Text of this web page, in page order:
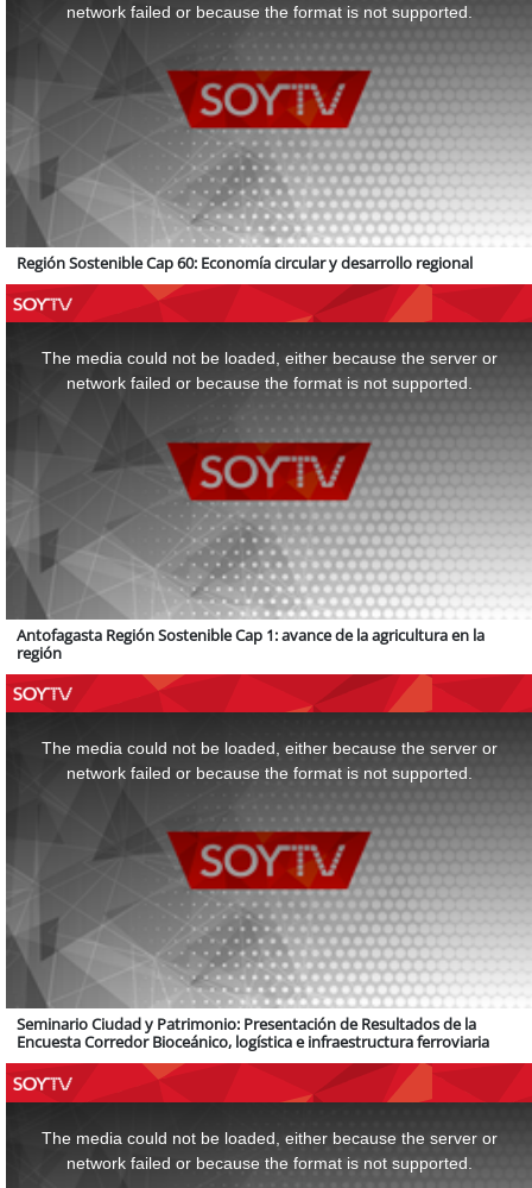
network failed or because the format is not supported.
Región Sostenible Cap 60: Economía circular y desarrollo regional
The media could not be loaded, either because the server or
network failed or because the format is not supported.
Antofagasta Región Sostenible Cap 1: avance de la agricultura en la
región
The media could not be loaded, either because the server or
network failed or because the format is not supported.
Seminario Ciudad y Patrimonio: Presentación de Resultados de la
Encuesta Corredor Bioceánico, logística e infraestructura ferroviaria
The media could not be loaded, either because the server or
network failed or because the format is not supported.